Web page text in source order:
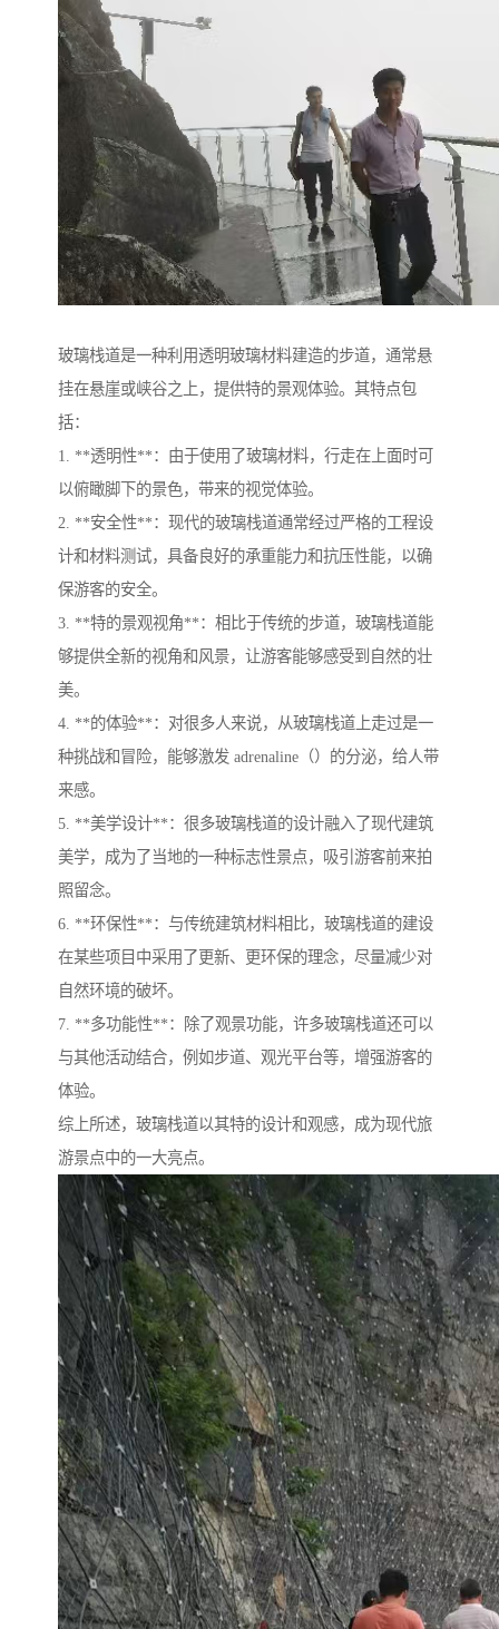
玻璃栈道是一种利用透明玻璃材料建造的步道，通常悬
挂在悬崖或峡谷之上，提供特的景观体验。其特点包
括：
1. **透明性**：由于使用了玻璃材料，行走在上面时可
以俯瞰脚下的景色，带来的视觉体验。
2. **安全性**：现代的玻璃栈道通常经过严格的工程设
计和材料测试，具备良好的承重能力和抗压性能，以确
保游客的安全。
3. **特的景观视角**：相比于传统的步道，玻璃栈道能
够提供全新的视角和风景，让游客能够感受到自然的壮
美。
4. **的体验**：对很多人来说，从玻璃栈道上走过是一
种挑战和冒险，能够激发 adrenaline（）的分泌，给人带
来感。
5. **美学设计**：很多玻璃栈道的设计融入了现代建筑
美学，成为了当地的一种标志性景点，吸引游客前来拍
照留念。
6. **环保性**：与传统建筑材料相比，玻璃栈道的建设
在某些项目中采用了更新、更环保的理念，尽量减少对
自然环境的破坏。
7. **多功能性**：除了观景功能，许多玻璃栈道还可以
与其他活动结合，例如步道、观光平台等，增强游客的
体验。
综上所述，玻璃栈道以其特的设计和观感，成为现代旅
游景点中的一大亮点。